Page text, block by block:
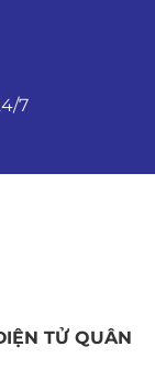
7
TỬ QUÂN